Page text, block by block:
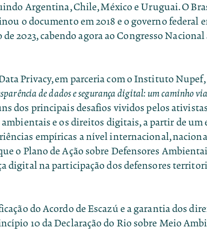
Argentina, Chile, México e Uruguai. O
o documento em 2018 e o governo federal
2023, cabendo agora ao Congresso Nacional
Privacy, em parceria com oInstituto Nupef
de dados e segurança digital: um caminho
dos principais desafios vividos pelos
e os direitos digitais, a partir de um
empíricas a nível internacional,
o Plano de Ação sobre Defensores
digital na participação dos defensores
do Acordo de Escazú e a garantia dos
10 da Declaração do Rio sobre Meio